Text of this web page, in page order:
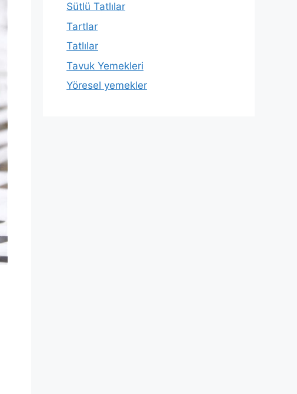
Sütlü Tatlılar
Tartlar
Tatlılar
Tavuk Yemekleri
Yöresel yemekler